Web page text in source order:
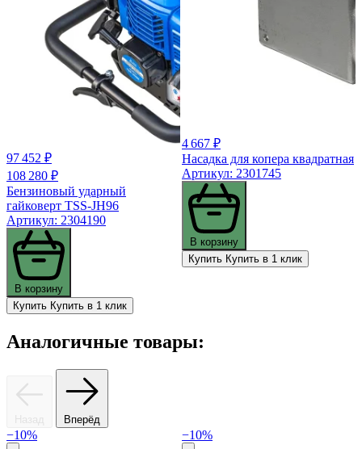
97 452 ₽
108 280 ₽
Бензиновый ударный
гайковерт TSS-JH96
Артикул: 2304190
В корзину
Купить Купить в 1 клик
4 667 ₽
Насадка для копера квадратная
Артикул: 2301745
В корзину
Купить Купить в 1 клик
Аналогичные товары:
Назад Вперёд
−10% −10%